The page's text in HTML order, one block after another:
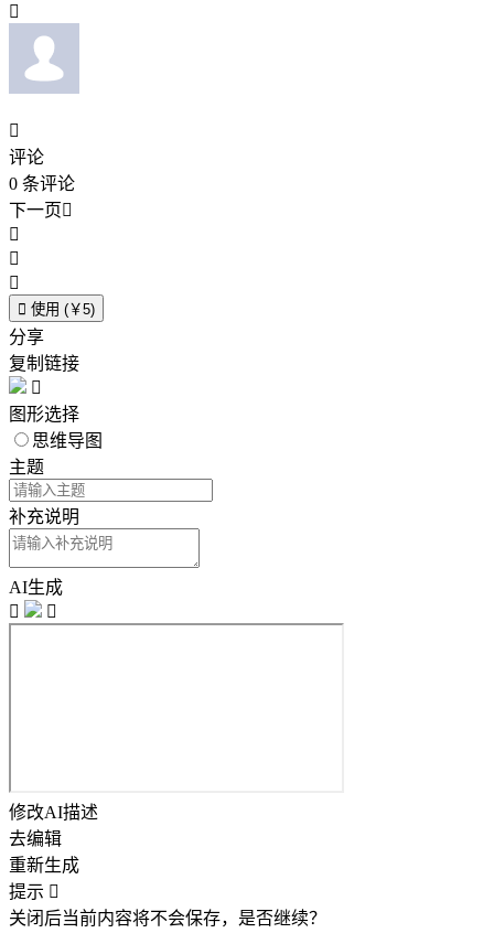


评论
0 条评论
下一页



 使用 (￥5)
分享
复制链接

图形选择
思维导图
主题
补充说明
AI生成


修改AI描述
去编辑
重新生成
提示 
关闭后当前内容将不会保存，是否继续？